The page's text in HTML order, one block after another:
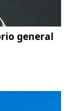
general